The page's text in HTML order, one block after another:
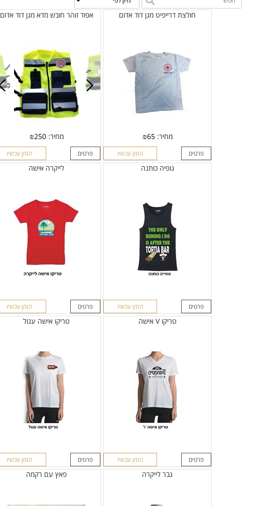
חולצת דרייפיט מגן דוד אדום
מחיר: ₪65
פרטים הזמן עכשיו
אפוד זוהר חובש מדא מגן דוד אדום
מחיר: ₪250
פרטים הזמן עכשיו
גופיה כותנה
פרטים הזמן עכשיו
לייקרה אישה
פרטים הזמן עכשיו
טריקו V אישה
פרטים הזמן עכשיו
טריקו אישה עגול
פרטים הזמן עכשיו
גבר לייקרה פאץ עם רקמה